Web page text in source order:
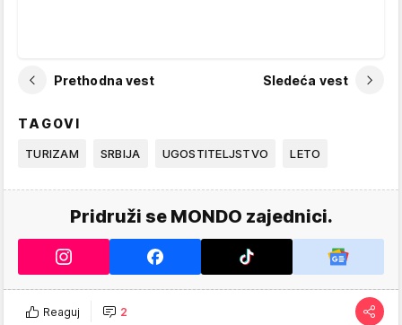
Prethodna vest Sledeća vest
TAGOVI
TURIZAM SRBIJA UGOSTITELJSTVO LETO
Pridruži se MONDO zajednici.
Reaguj 2